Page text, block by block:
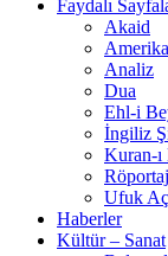
Faydalı
Akaid
Analiz
Dua
Ehl-i
İngiliz
Kuran-
Röportaj
Ufuk
Haberler
Kültür – Sanat